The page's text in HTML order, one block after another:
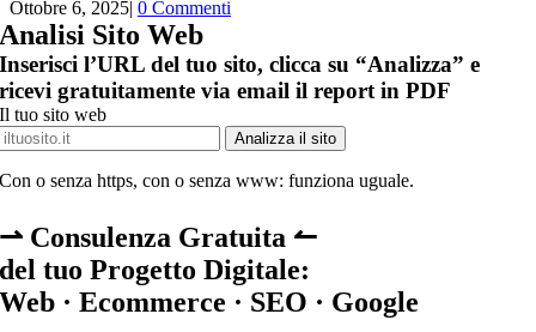
Ottobre 6, 2025| 0 Commenti
Analisi Sito Web
Inserisci l’URL del tuo sito, clicca su “Analizza” e
ricevi gratuitamente via email il report in PDF
Il tuo sito web
Analizza il sito
Con o senza https, con o senza www: funziona uguale.
⇀ Consulenza Gratuita ↼
del tuo Progetto Digitale:
Web · Ecommerce · SEO · Google